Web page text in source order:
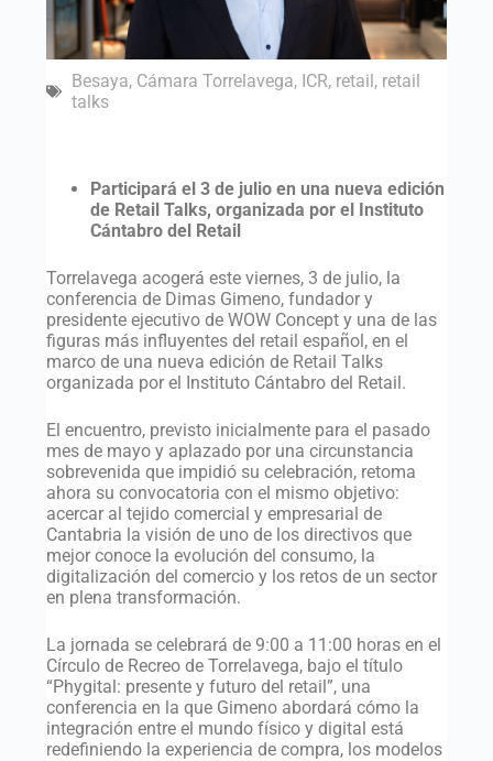
Besaya, Cámara Torrelavega, ICR, retail , retail
talks
Participará el 3 de julio en una nueva edición
de Retail Talks, organizada por el Instituto
Cántabro del Retail
Torrelavega acogerá este viernes, 3 de julio, la
conferencia de Dimas Gimeno, fundador y
presidente ejecutivo de WOW Concept y una de las
figuras más influyentes del retail español, en el
marco de una nueva edición de Retail Talks
organizada por el Instituto Cántabro del Retail.
El encuentro, previsto inicialmente para el pasado
mes de mayo y aplazado por una circunstancia
sobrevenida que impidió su celebración, retoma
ahora su convocatoria con el mismo objetivo:
acercar al tejido comercial y empresarial de
Cantabria la visión de uno de los directivos que
mejor conoce la evolución del consumo, la
digitalización del comercio y los retos de un sector
en plena transformación.
La jornada se celebrará de 9:00 a 11:00 horas en el
Círculo de Recreo de Torrelavega, bajo el título
“Phygital: presente y futuro del retail”, una
conferencia en la que Gimeno abordará cómo la
integración entre el mundo físico y digital está
redefiniendo la experiencia de compra, los modelos